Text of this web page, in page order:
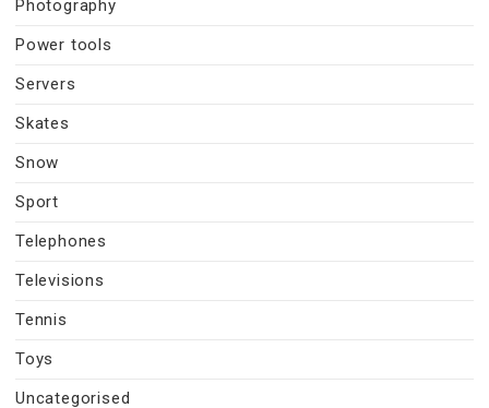
Photography
Power tools
Servers
Skates
Snow
Sport
Telephones
Televisions
Tennis
Toys
Uncategorised